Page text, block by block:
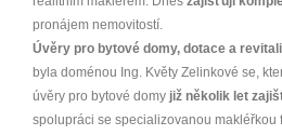
pronájem nemovitostí.
Úvěry pro bytové domy, dotace a
byla doménou Ing. Květy Zelinkové se,
úvěry pro bytové domy již několik let
spolupráci se specializovanou makléřkou